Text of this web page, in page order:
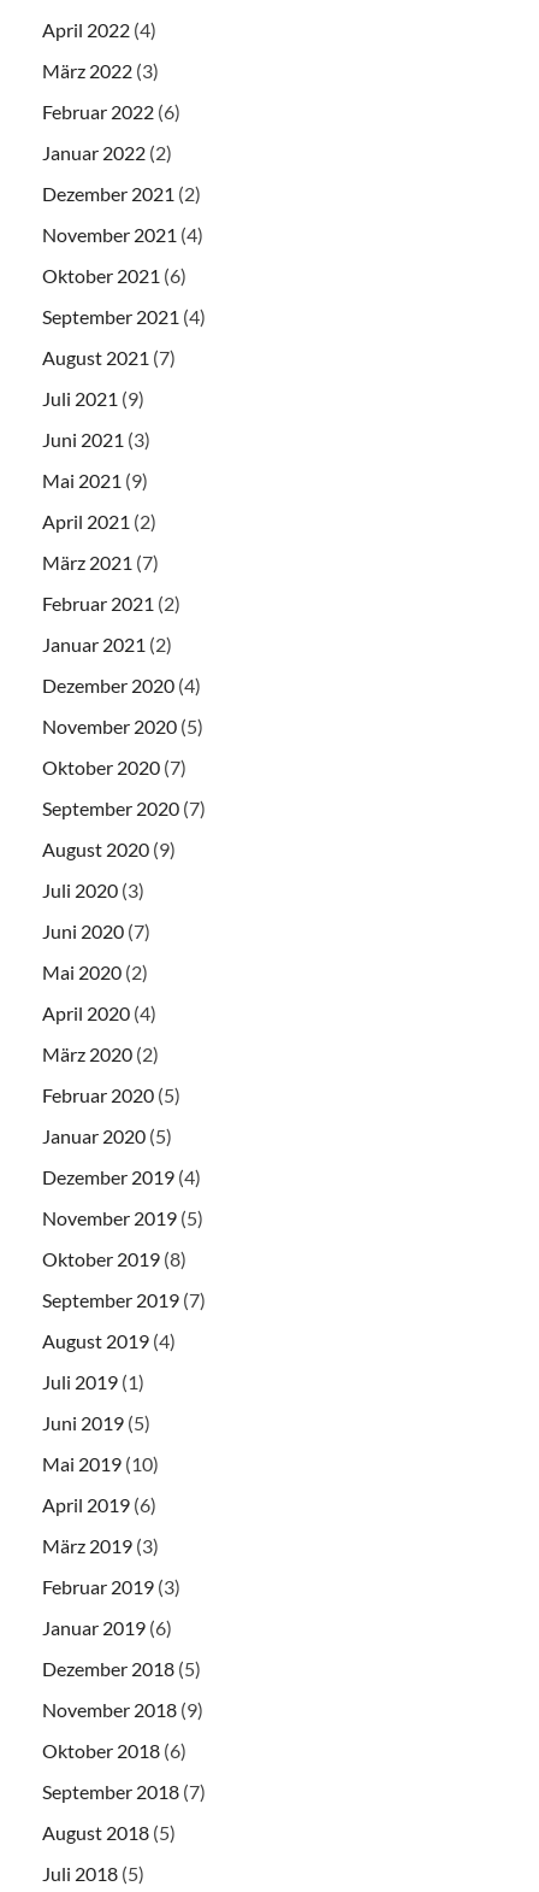
April 2022 (4)
März 2022 (3)
Februar 2022 (6)
Januar 2022 (2)
Dezember 2021 (2)
November 2021 (4)
Oktober 2021 (6)
September 2021 (4)
August 2021 (7)
Juli 2021 (9)
Juni 2021 (3)
Mai 2021 (9)
April 2021 (2)
März 2021 (7)
Februar 2021 (2)
Januar 2021 (2)
Dezember 2020 (4)
November 2020 (5)
Oktober 2020 (7)
September 2020 (7)
August 2020 (9)
Juli 2020 (3)
Juni 2020 (7)
Mai 2020 (2)
April 2020 (4)
März 2020 (2)
Februar 2020 (5)
Januar 2020 (5)
Dezember 2019 (4)
November 2019 (5)
Oktober 2019 (8)
September 2019 (7)
August 2019 (4)
Juli 2019 (1)
Juni 2019 (5)
Mai 2019 (10)
April 2019 (6)
März 2019 (3)
Februar 2019 (3)
Januar 2019 (6)
Dezember 2018 (5)
November 2018 (9)
Oktober 2018 (6)
September 2018 (7)
August 2018 (5)
Juli 2018 (5)